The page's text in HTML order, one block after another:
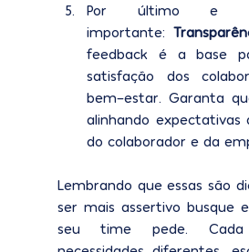
Por último e
importante:
feedback é a base
satisfação dos
bem-estar. Garanta
alinhando expectativas
do colaborador e da
Lembrando que essas são
ser mais assertivo busque
seu time pede.